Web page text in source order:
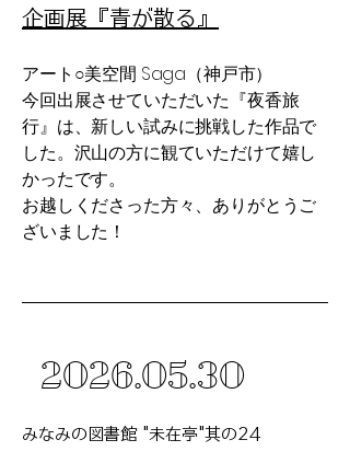
​企画展『青が散る』​
アート○美空間 Saga（神戸市）
今回出展させていただいた『夜香旅
行』は、新しい試みに挑戦した作品で
した。沢山の方に観ていただけて嬉し
かったです。
お越しくださった方々、ありがとうご
ざいました！
2026.05.30
みなみの図書館 "未在亭"其の24